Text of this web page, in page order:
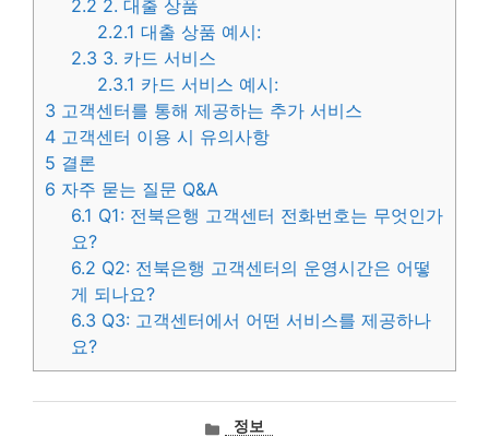
2.2 2. 대출 상품
2.2.1 대출 상품 예시:
2.3 3. 카드 서비스
2.3.1 카드 서비스 예시:
3 고객센터를 통해 제공하는 추가 서비스
4 고객센터 이용 시 유의사항
5 결론
6 자주 묻는 질문 Q&A
6.1 Q1: 전북은행 고객센터 전화번호는 무엇인가
요?
6.2 Q2: 전북은행 고객센터의 운영시간은 어떻
게 되나요?
6.3 Q3: 고객센터에서 어떤 서비스를 제공하나
요?
카정보